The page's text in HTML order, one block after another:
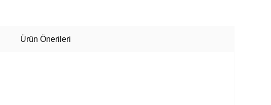
Ürün Önerileri